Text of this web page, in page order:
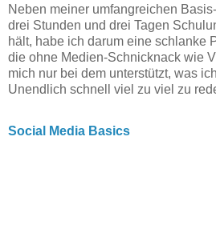
Neben meiner umfangreichen
drei Stunden und drei Tagen
hält, habe ich darum eine schlanke
die ohne Medien-Schnicknack wie
mich nur bei dem unterstützt, was
Unendlich schnell viel zu viel zu
Social Media Basics